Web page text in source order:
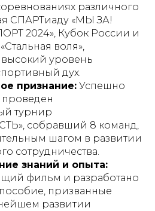
различного
СПАРТиаду «МЫ ЗА!
2024», Кубок России и
воля»,
уровень
дух.
признание: Успешно
проведен
турнир
собравший 8 команд,
шагом в развитии
сотрудничества.
знаний и опыта:
фильм и разработано
призванные
развитии